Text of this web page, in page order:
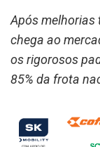
Após melhorias
chega ao
os rigorosos
85% da frota